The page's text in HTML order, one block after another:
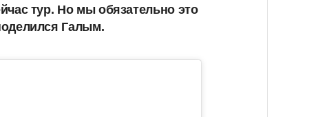
тур. Но мы обязательно это
Галым.